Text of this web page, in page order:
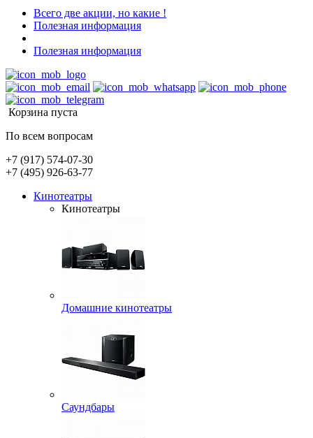
Всего две акции, но какие !
Полезная информация
Полезная информация
Корзина пуста
По всем вопросам
+7 (917) 574-07-30
+7 (495) 926-63-77
Кинотеатры
Кинотеатры
Домашние кинотеатры
Саундбары